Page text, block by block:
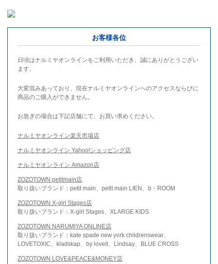
お客様各位
日頃はナルミヤオンラインをご利用いただき、誠にありがとうござい
ます。
大変混みあっており、現在ナルミヤオンラインへのアクセスならびに
商品のご購入ができません。
お急ぎの場合は下記店舗にて、お買い求めください。
ナルミヤオンライン楽天市場店
ナルミヤオンライン Yahoo!ショッピング店
ナルミヤオンライン Amazon店
ZOZOTOWN petitmain店
取り扱いブランド：petit main、petit main LIEN、b・ROOM
ZOZOTOWN X-girl Stages店
取り扱いブランド：X-girl Stages、XLARGE KIDS
ZOZOTOWN NARUMIYA ONLINE店
取り扱いブランド：kate spade new york childrenswear、
LOVETOXIC、kladskap、by loveit、Lindsay、BLUE CROSS
ZOZOTOWN LOVE&PEACE&MONEY店